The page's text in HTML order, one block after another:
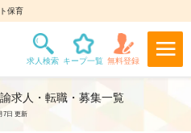
保育
求人・転職・募集一覧
7日 更新